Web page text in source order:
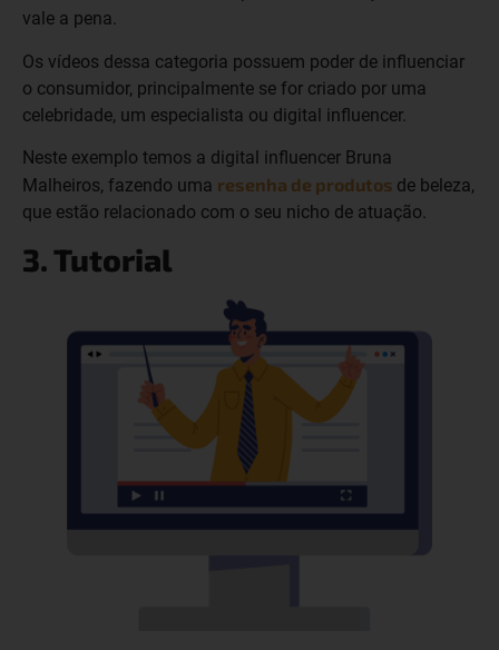
vale a pena.
Os vídeos dessa categoria possuem poder de influenciar
o consumidor, principalmente se for criado por uma
celebridade, um especialista ou digital influencer.
Neste exemplo temos a digital influencer Bruna
Malheiros, fazendo uma resenha de produtos de beleza,
que estão relacionado com o seu nicho de atuação.
3. Tutorial